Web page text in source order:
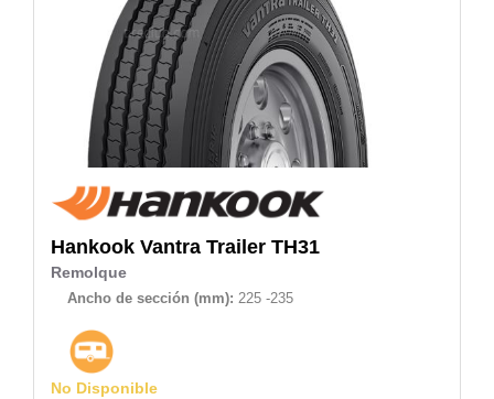
Hankook Vantra Trailer TH31
Remolque
Ancho de sección (mm): 225 -235
No Disponible